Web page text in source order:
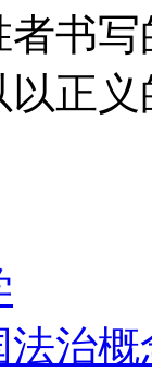
书
正
治概